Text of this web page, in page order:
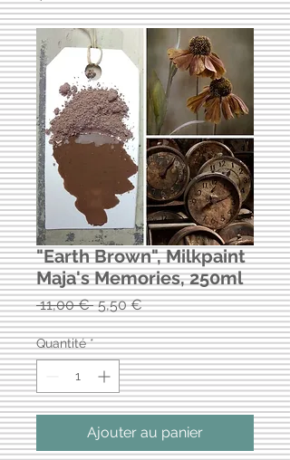
"Earth Brown", Milkpaint
Maja's Memories, 250ml
11,00 € Prix
original
5,50 €Prix
promotionnel
Quantité *
Ajouter au panier